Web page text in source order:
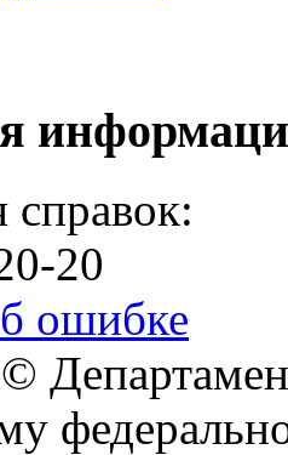
справок:
20
ошибке